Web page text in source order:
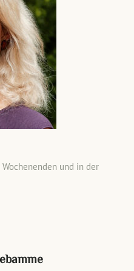
und in der